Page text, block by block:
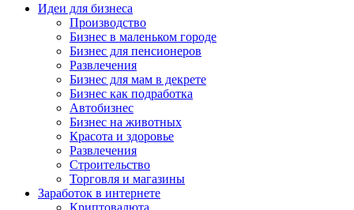
Идеи для бизнеса
Производство
Бизнес в маленьком городе
Бизнес для пенсионеров
Развлечения
Бизнес для мам в декрете
Бизнес как подработка
Автобизнес
Бизнес на животных
Красота и здоровье
Развлечения
Строительство
Торговля и магазины
Заработок в интернете
Криптовалюта